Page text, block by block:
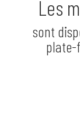
Les
sont
plate-